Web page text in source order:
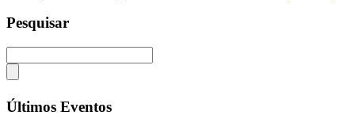
Pesquisar
Últimos Eventos